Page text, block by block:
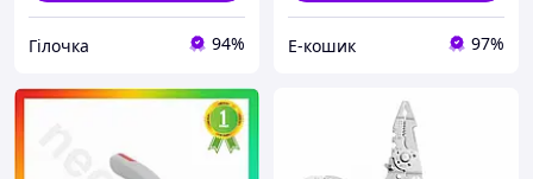
Гілочка 94% Е-кошик 97%